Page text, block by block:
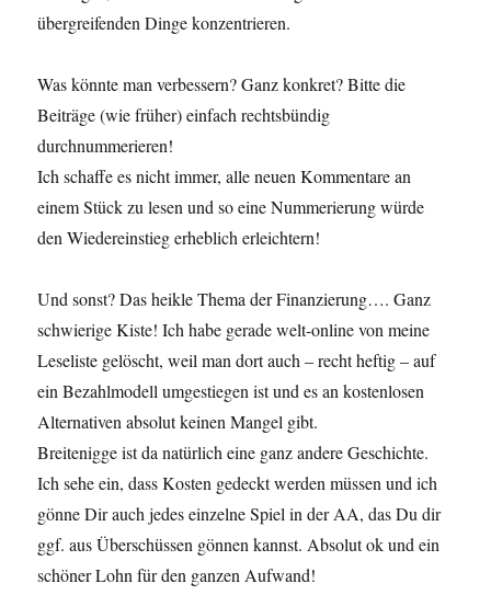
übergreifenden Dinge konzentrieren.
Was könnte man verbessern? Ganz konkret? Bitte die
Beiträge (wie früher) einfach rechtsbündig
durchnummerieren!
Ich schaffe es nicht immer, alle neuen Kommentare an
einem Stück zu lesen und so eine Nummerierung würde
den Wiedereinstieg erheblich erleichtern!
Und sonst? Das heikle Thema der Finanzierung…. Ganz
schwierige Kiste! Ich habe gerade welt-online von meine
Leseliste gelöscht, weil man dort auch – recht heftig – auf
ein Bezahlmodell umgestiegen ist und es an kostenlosen
Alternativen absolut keinen Mangel gibt.
Breitenigge ist da natürlich eine ganz andere Geschichte.
Ich sehe ein, dass Kosten gedeckt werden müssen und ich
gönne Dir auch jedes einzelne Spiel in der AA, das Du dir
ggf. aus Überschüssen gönnen kannst. Absolut ok und ein
schöner Lohn für den ganzen Aufwand!